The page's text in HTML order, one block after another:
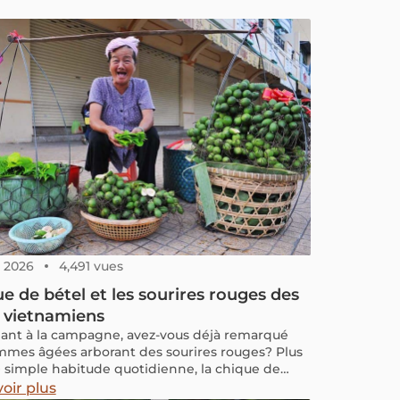
2026 4,491 vues
de bétel et les sourires rouges des
vietnamiens
à la campagne, avez-vous déjà remarqué
âgées arborant des sourires rouges? Plus
simple habitude quotidienne, la chique de
une coutume traditionnelle profondément
plus